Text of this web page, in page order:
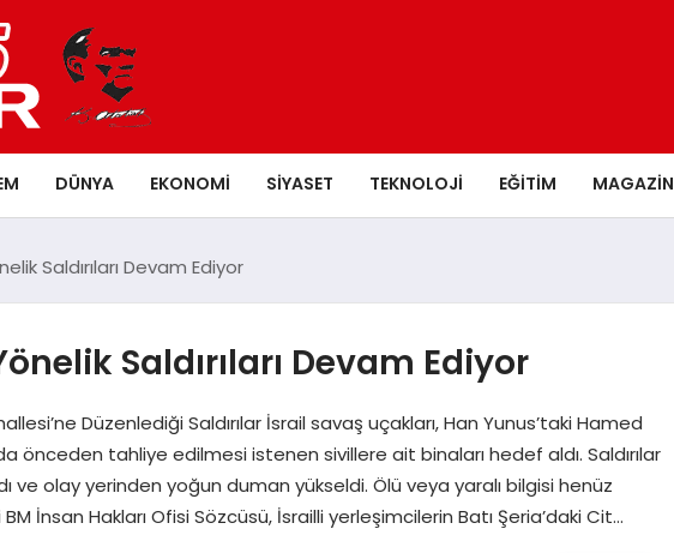
DÜNYA EKONOMI SIYASET TEKNOLOJI EĞITIM MAGAZIN
Saldırıları Devam Ediyor
Saldırıları Devam Ediyor
Düzenlediği Saldırılar İsrail savaş uçakları, Han Yunus’taki Hamed
önceden tahliye edilmesi istenen sivillere ait binaları hedef aldı. Saldırılar
ve olay yerinden yoğun duman yükseldi. Ölü veya yaralı bilgisi henüz
BM İnsan Hakları Ofisi Sözcüsü, İsrailli yerleşimcilerin Batı Şeria’daki Cit…